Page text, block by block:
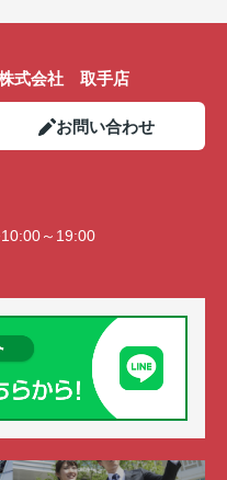
式会社 取手店
お問い合わせ
～19:00